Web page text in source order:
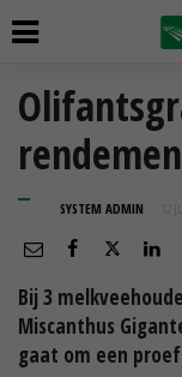
SYSTEM ADMIN 12
Bij 3
Miscanthus
gaat om een